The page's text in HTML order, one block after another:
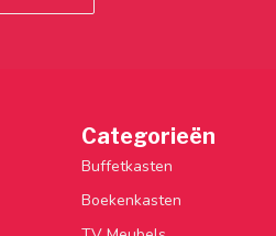
Categorieën
Buffetkasten
Boekenkasten